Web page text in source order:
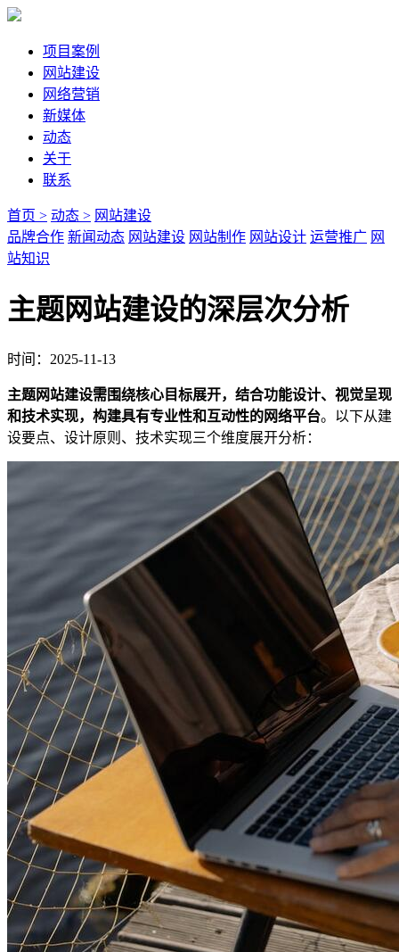
项目案例
网站建设
网络营销
新媒体
动态
关于
联系
首页 > 动态 > 网站建设
品牌合作 新闻动态 网站建设 网站制作 网站设计 运营推广 网
站知识
主题网站建设的深层次分析
时间：2025-11-13
主题网站建设需围绕核心目标展开，结合功能设计、视觉呈现
和技术实现，构建具有专业性和互动性的网络平台。以下从建
设要点、设计原则、技术实现三个维度展开分析：